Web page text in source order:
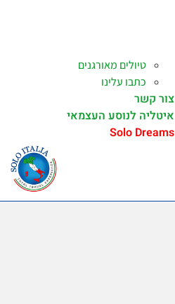
טיולים מאורגנים
כתבו עלינו
צור קשר
איטליה לנוסע העצמאי
Solo Dreams